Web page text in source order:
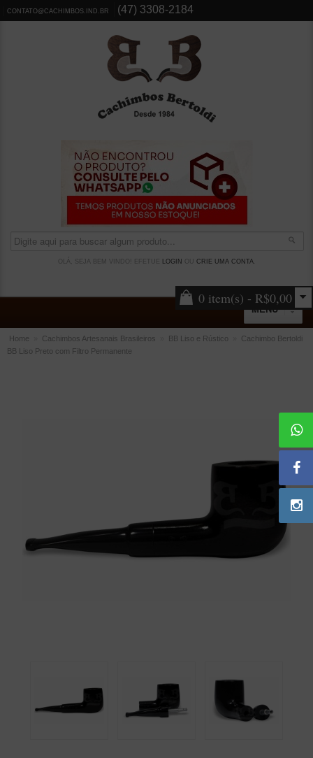
CONTATO@CACHIMBOS.IND.BR (47) 3308-2184
OLÁ, SEJA BEM VINDO! EFETUE LOGIN CRIE UMA CONTA.
0 item(s) - R$0,00
MENU
ACESSÓRIOS
Bolsas para Cachimbo
Blends Para Enrolar
Home Cachimbos Artesanais Brasileiros BB Liso e Rústico
Cachimbo Bertoldi
BB Liso Preto com Filtro Permanente